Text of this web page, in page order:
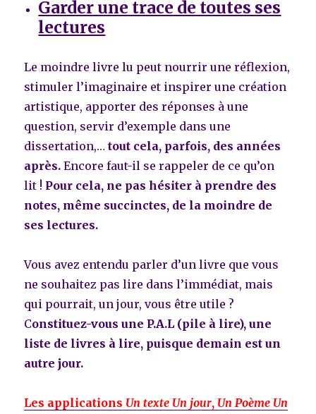
Garder une trace de toutes ses
lectures
Le moindre livre lu peut nourrir une réflexion,
stimuler l’imaginaire et inspirer une création
artistique, apporter des réponses à une
question, servir d’exemple dans une
dissertation,…tout cela, parfois, des années
après. Encore faut-il se rappeler de ce qu’on
lit ! Pour cela, ne pas hésiter à prendre des
notes, même succinctes, de la moindre de
ses lectures.
Vous avez entendu parler d’un livre que vous
ne souhaitez pas lire dans l’immédiat, mais
qui pourrait, un jour, vous être utile ?
Constituez-vous une P.A.L (pile à lire), une
liste de livres à lire, puisque demain est un
autre jour.
Les applications Un texte Un jour, Un Poème Un